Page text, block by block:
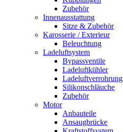
Zubehör
Innenausstattung
Sitze & Zubehör
Karosserie / Exterieur
Beleuchtung
Ladeluftsystem
Bypassventile
Ladeluftkühler
Ladeluftverrohrung
Silikonschläuche
Zubehör
Motor
Anbauteile
Ansaugbrücke